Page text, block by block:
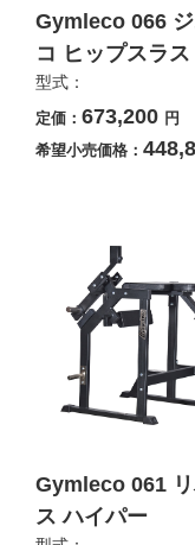
Gymleco 066
コ ヒップスラス
型式：
定価： 673,200 円
希望小売価格：
Gymleco 061
ス ハイパー